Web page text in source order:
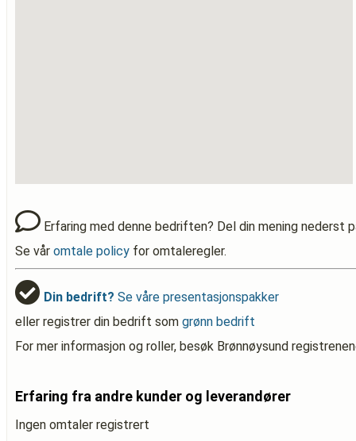
Erfaring med denne bedriften? Del din mening nederst
Se vår omtale policy for omtaleregler.
Din bedrift? Se våre presentasjonspakker
eller registrer din bedrift som grønn bedrift
For mer informasjon og roller, besøk Brønnøysund
Erfaring fra andre kunder og leverandører
Ingen omtaler registrert